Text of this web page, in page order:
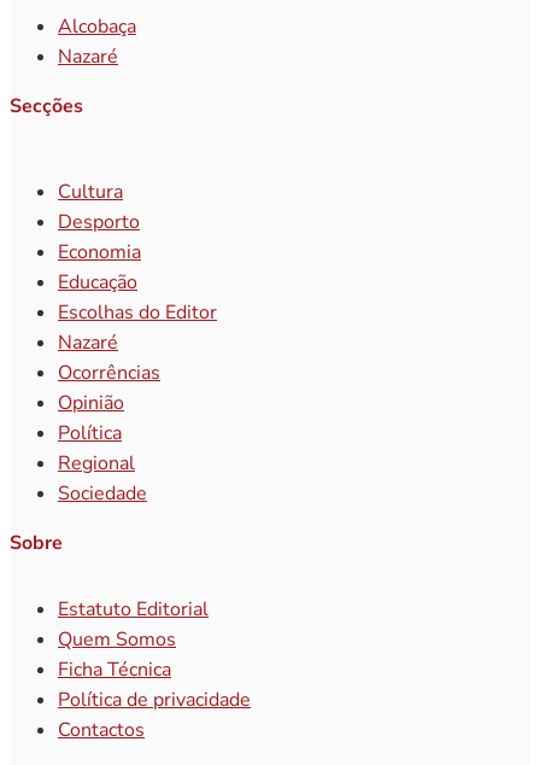
Alcobaça
Nazaré
Secções
Cultura
Desporto
Economia
Educação
Escolhas do Editor
Nazaré
Ocorrências
Opinião
Política
Regional
Sociedade
Sobre
Estatuto Editorial
Quem Somos
Ficha Técnica
Política de privacidade
Contactos